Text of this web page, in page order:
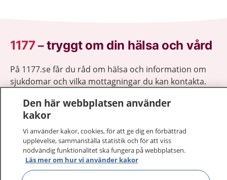
1177–tryggt om din hälsa och vård
På 1177.se får du råd om hälsa och information om
sjukdomar och vilka mottagningar du kan kontakta.
vårdärenden. Ring telefonnummer 1177 för
sjukvårdsrådgivning dygnet runt.
1177 ger dig råd när du vill må bättre.
Den här webbplatsen använder
kakor
Vi använder kakor, cookies, för att ge dig en förbättrad
upplevelse, sammanställa statistik och för att viss
nödvändig funktionalitet ska fungera på webbplatsen.
Läs mer om hur vi använder kakor